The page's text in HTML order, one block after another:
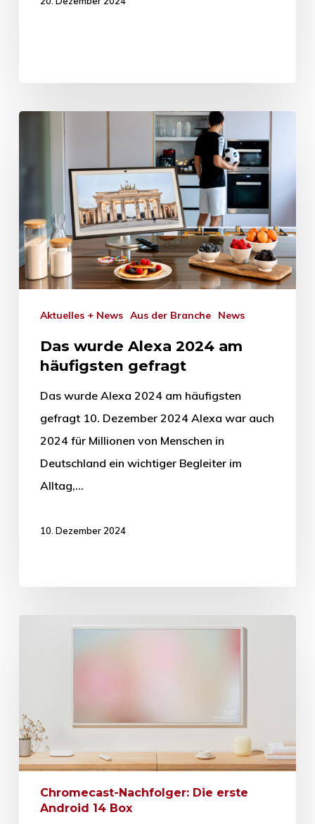
Aktuelles + News Aus der Branche News
Das wurde Alexa 2024 am
häufigsten gefragt
Das wurde Alexa 2024 am häufigsten
gefragt 10. Dezember 2024 Alexa war auch
2024 für Millionen von Menschen in
Deutschland ein wichtiger Begleiter im
Alltag,…
10. Dezember 2024
Chromecast-Nachfolger: Die erste
Android 14 Box